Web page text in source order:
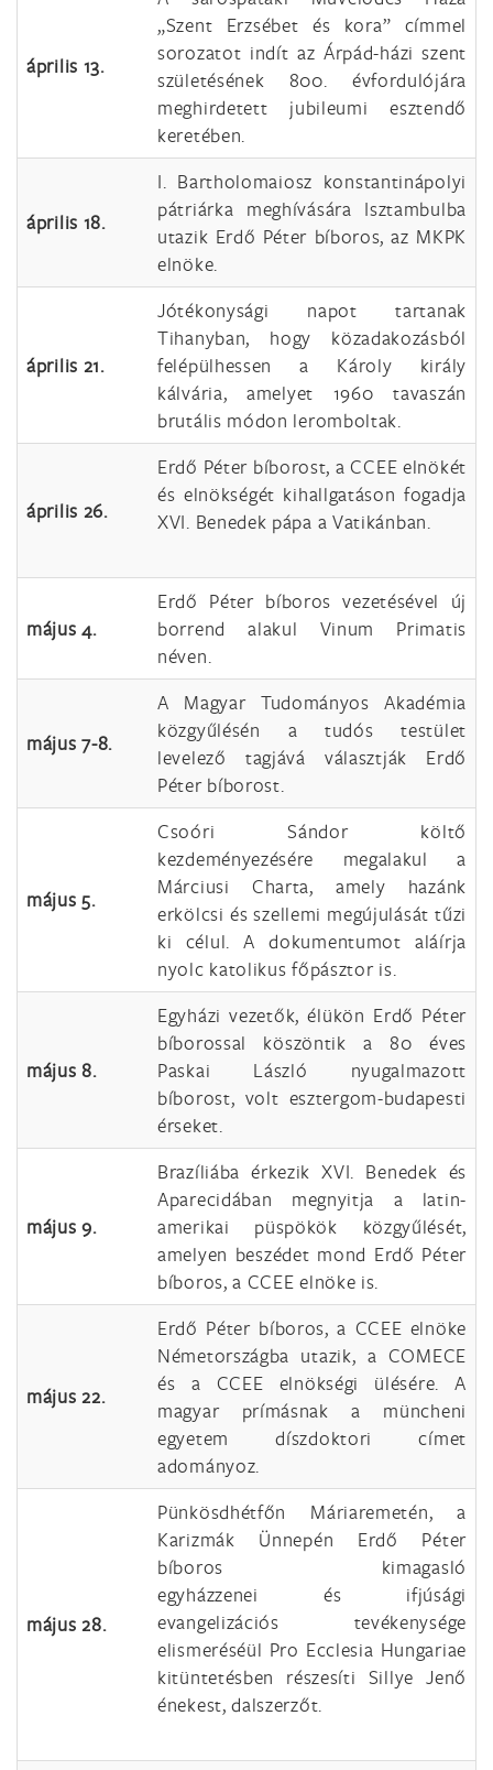
április 13.
„Szent Erzsébet és kora” címmel
sorozatot indít az Árpád-házi szent
születésének 800. évfordulójára
meghirdetett jubileumi esztendő
keretében.
április 18.
I. Bartholomaiosz konstantinápolyi
pátriárka meghívására Isztambulba
utazik Erdő Péter bíboros, az MKPK
elnöke.
április 21.
Jótékonysági napot tartanak
Tihanyban, hogy közadakozásból
felépülhessen a Károly király
kálvária, amelyet 1960 tavaszán
brutális módon leromboltak.
április 26.
Erdő Péter bíborost, a CCEE elnökét
és elnökségét kihallgatáson fogadja
XVI. Benedek pápa a Vatikánban.
május 4.
Erdő Péter bíboros vezetésével új
borrend alakul Vinum Primatis
néven.
május 7-8.
A Magyar Tudományos Akadémia
közgyűlésén a tudós testület
levelező tagjává választják Erdő
Péter bíborost.
május 5.
Csoóri Sándor költő
kezdeményezésére megalakul a
Márciusi Charta, amely hazánk
erkölcsi és szellemi megújulását tűzi
ki célul. A dokumentumot aláírja
nyolc katolikus főpásztor is.
május 8.
Egyházi vezetők, élükön Erdő Péter
bíborossal köszöntik a 80 éves
Paskai László nyugalmazott
bíborost, volt esztergom-budapesti
érseket.
május 9.
Brazíliába érkezik XVI. Benedek és
Aparecidában megnyitja a latin-
amerikai püspökök közgyűlését,
amelyen beszédet mond Erdő Péter
bíboros, a CCEE elnöke is.
május 22.
Erdő Péter bíboros, a CCEE elnöke
Németországba utazik, a COMECE
és a CCEE elnökségi ülésére. A
magyar prímásnak a müncheni
egyetem díszdoktori címet
adományoz.
május 28.
Pünkösdhétfőn Máriaremetén, a
Karizmák Ünnepén Erdő Péter
bíboros kimagasló
egyházzenei és ifjúsági
evangelizációs tevékenysége
elismeréséül Pro Ecclesia Hungariae
kitüntetésben részesíti Sillye Jenő
énekest, dalszerzőt.